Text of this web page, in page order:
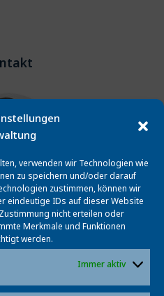
verwenden wir Technologien wie
zu speichern und/oder darauf
zustimmen, können wir
eindeutige IDs auf dieser Website
nicht erteilen oder
Merkmale und Funktionen
werden.
Immer aktiv
Kudenko
am L3S.